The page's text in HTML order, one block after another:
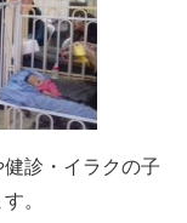
診・イラクの子
。